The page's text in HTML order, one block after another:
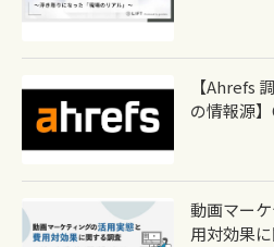
【Ahrefs
の情報源
動画マー
用対効果